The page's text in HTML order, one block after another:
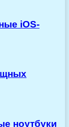
iOS-
ноутбуки